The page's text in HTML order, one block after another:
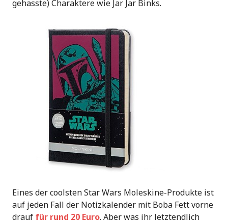
gehasste) Charaktere wie Jar Jar Binks.
Eines der coolsten Star Wars Moleskine-Produkte ist
auf jeden Fall der Notizkalender mit Boba Fett vorne
drauf für rund 20 Euro. Aber was ihr letztendlich